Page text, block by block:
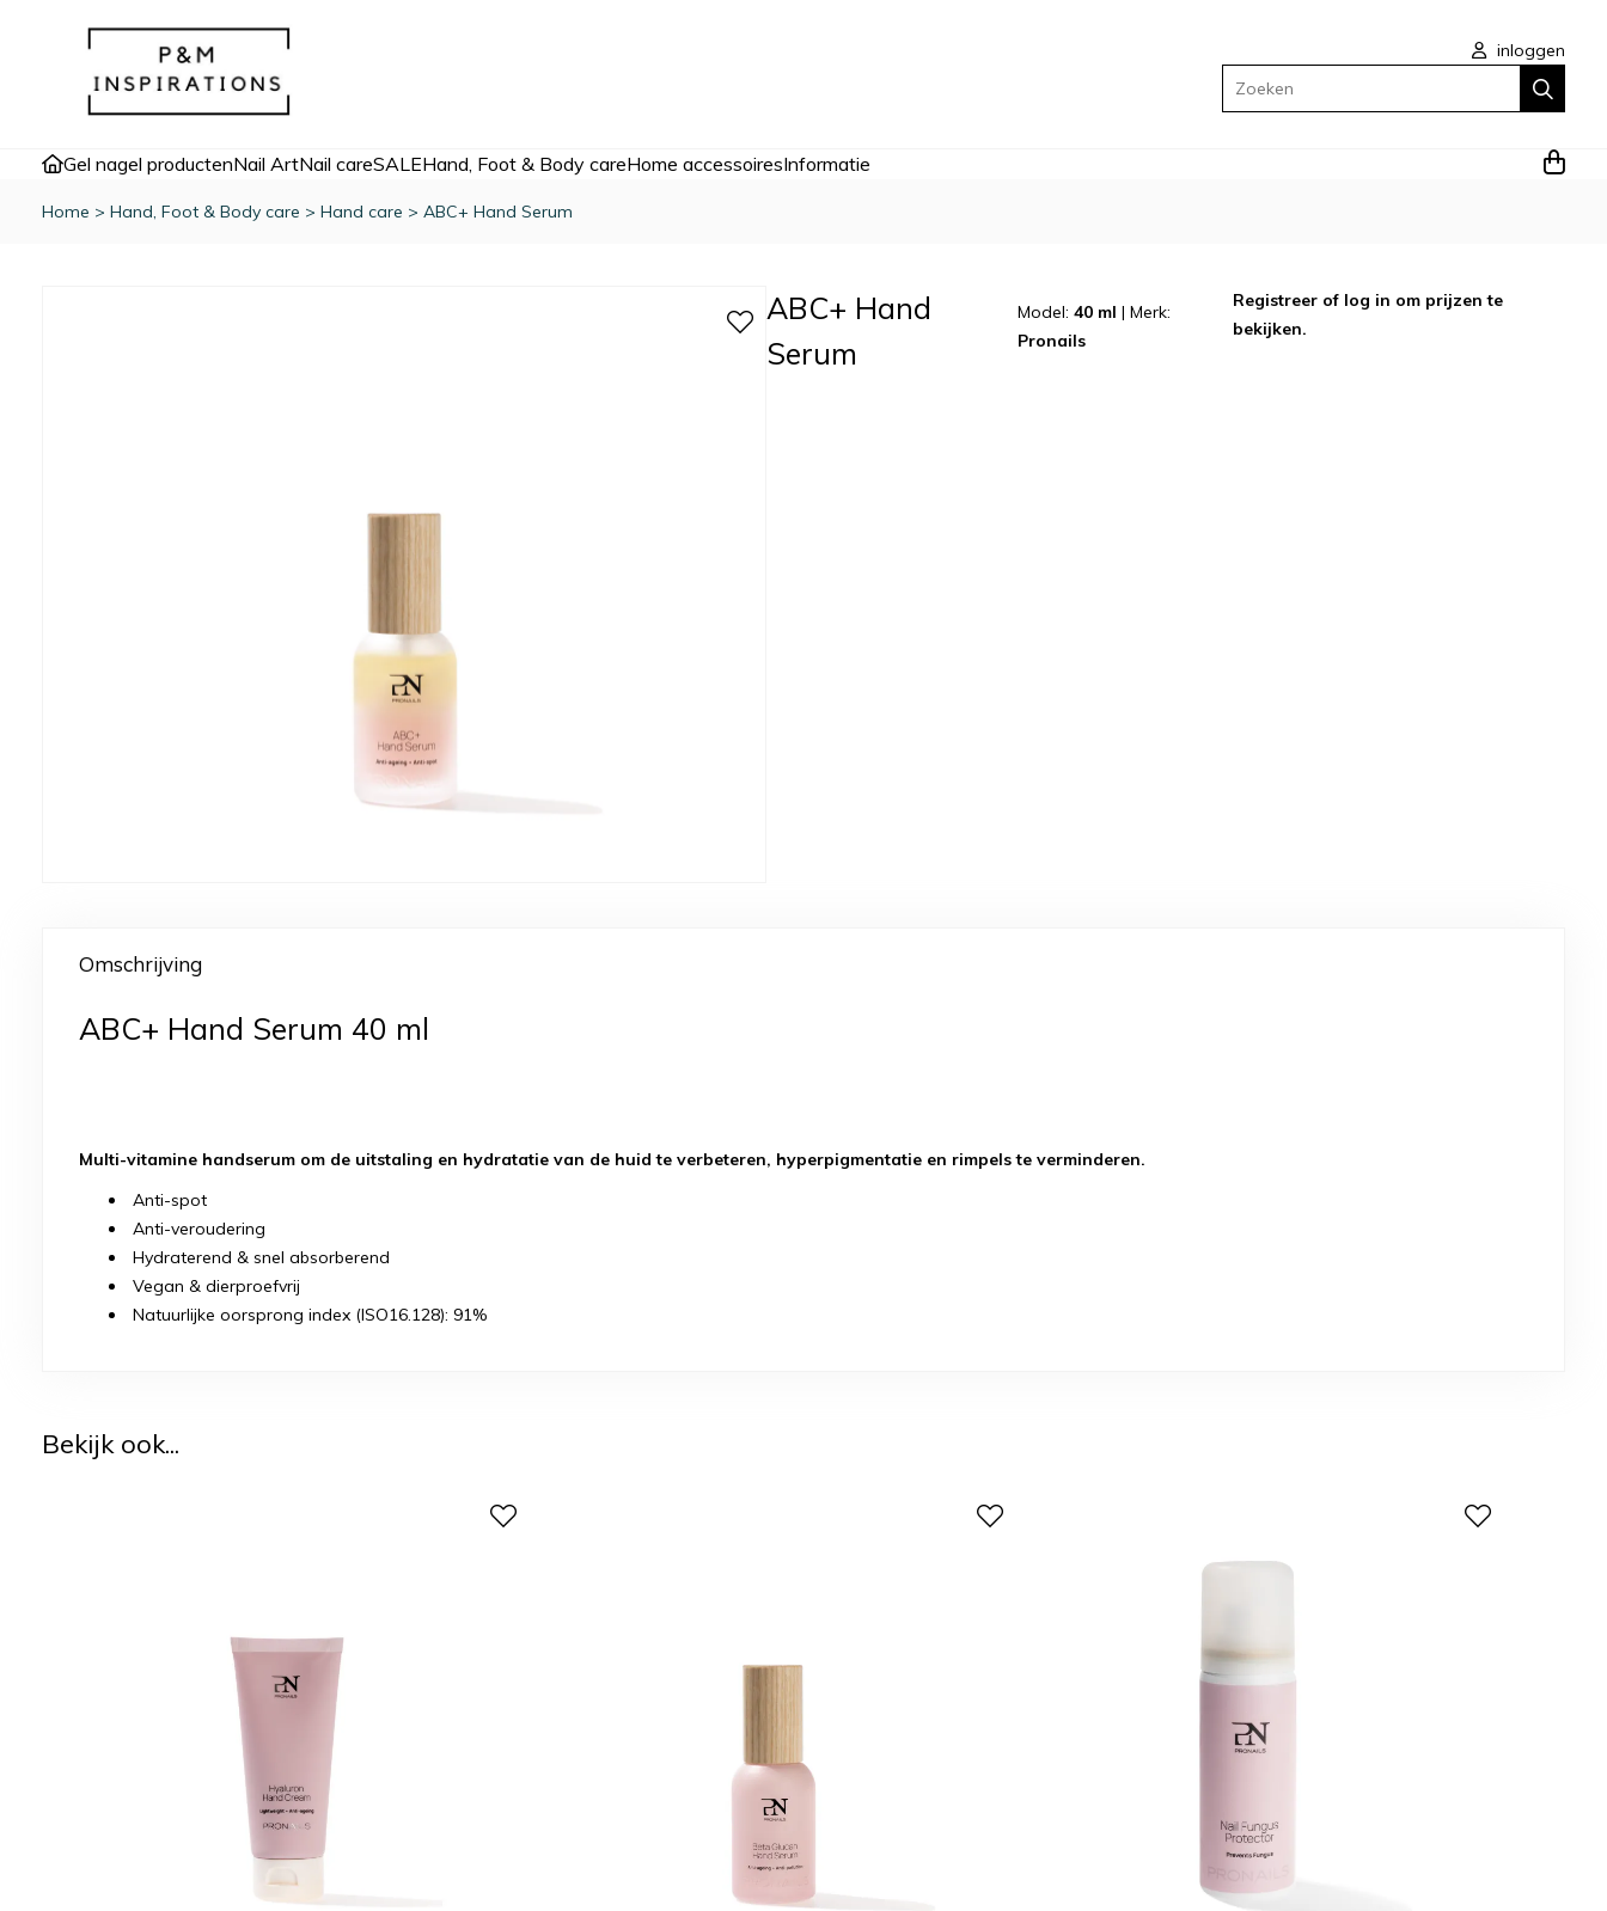
inloggen
Zoeken
Gel nagel productenNail ArtNail careSALEHand, Foot & Body careHome accessoiresInformatie
Home > Hand, Foot & Body care > Hand care > ABC+ Hand Serum
ABC+ Hand
Serum
Model:40 ml|Merk:
Pronails
Registreer of log in om prijzen te
bekijken.
Omschrijving
ABC+ Hand Serum 40 ml
Multi-vitamine handserum om de uitstaling en hydratatie van de huid te verbeteren, hyperpigmentatie en rimpels te verminderen.
Anti-spot
Anti-veroudering
Hydraterend & snel absorberend
Vegan & dierproefvrij
Natuurlijke oorsprong index (ISO16.128): 91%
Bekijk ook...